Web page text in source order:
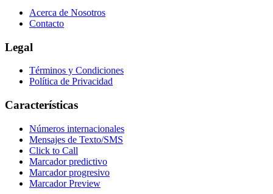
Acerca de Nosotros
Contacto
Legal
Términos y Condiciones
Política de Privacidad
Características
Números internacionales
Mensajes de Texto/SMS
Click to Call
Marcador predictivo
Marcador progresivo
Marcador Preview